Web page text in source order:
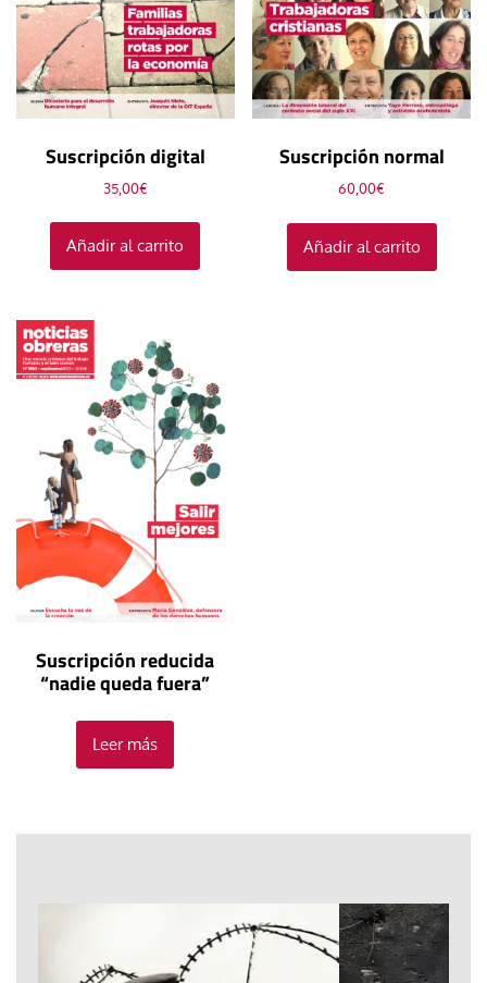
Suscripción digital
35,00€
Añadir al carrito
Suscripción normal
60,00€
Añadir al carrito
Suscripción reducida
“nadie queda fuera”
Leer más